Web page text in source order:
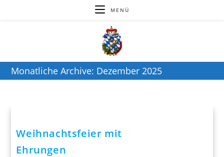
MENÜ
Monatliche Archive: Dezember 2025
Weihnachtsfeier mit
Ehrungen